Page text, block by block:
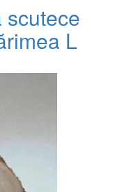
scutece
L